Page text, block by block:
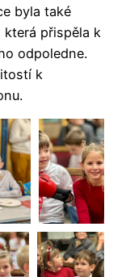
byla také
přispěla k
odpoledne.
k